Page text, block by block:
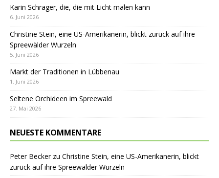
Karin Schrager, die, die mit Licht malen kann
6. Juni 2026
Christine Stein, eine US-Amerikanerin, blickt zurück auf ihre
Spreewälder Wurzeln
5. Juni 2026
Markt der Traditionen in Lübbenau
1. Juni 2026
Seltene Orchideen im Spreewald
27. Mai 2026
NEUESTE KOMMENTARE
Peter Beckerzu Christine Stein, eine US-Amerikanerin, blickt
zurück auf ihre Spreewälder Wurzeln